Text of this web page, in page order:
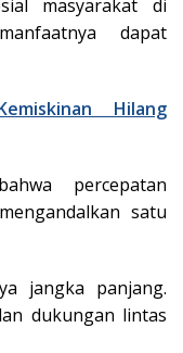
masyarakat di
dapat
Hilang
percepatan
satu
jangka panjang.
dukungan lintas